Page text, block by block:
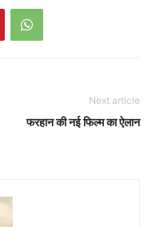
Next article
फरहान की नई फिल्म का ऐलान